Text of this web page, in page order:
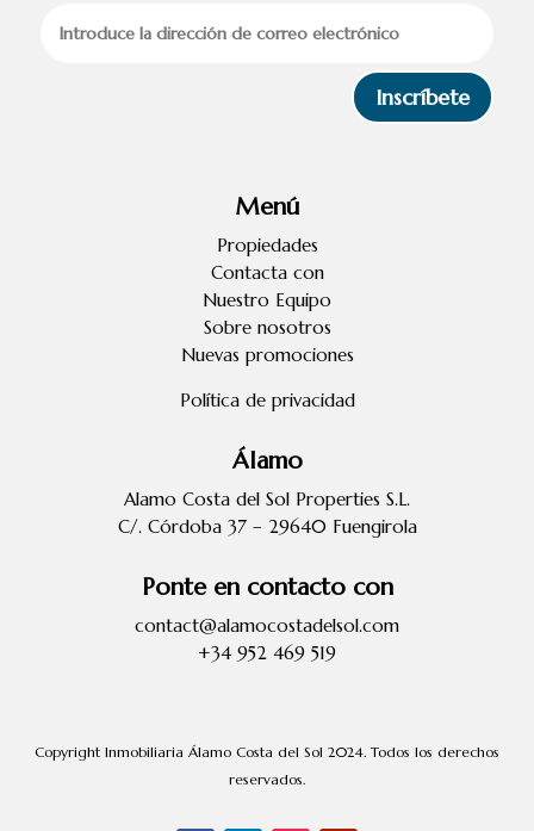
Inscríbete
Menú
Propiedades
Contacta con
Nuestro Equipo
Sobre nosotros
Nuevas promociones
Política de privacidad
Álamo
Alamo Costa del Sol Properties S.L.
C/. Córdoba 37 – 29640 Fuengirola
Ponte en contacto con
contact@alamocostadelsol.com
+34 952 469 519
Copyright Inmobiliaria Álamo Costa del Sol 2024. Todos los derechos
reservados.